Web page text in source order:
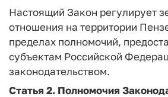
Настоящий Закон регулирует
отношения на территории
пределах полномочий,
субъектам Российской
законодательством.
Статья 2. Полномочия